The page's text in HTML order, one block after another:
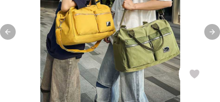
Previous slide